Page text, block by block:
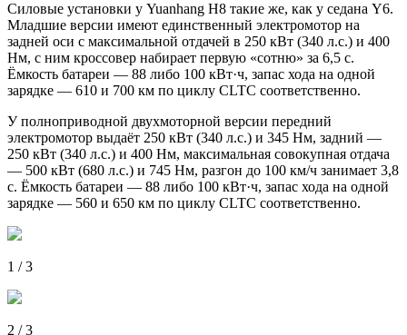
Силовые установки у Yuanhang H8 такие же, как у седана Y6.
Младшие версии имеют единственный электромотор на
задней оси с максимальной отдачей в 250 кВт (340 л.с.) и 400
Нм, с ним кроссовер набирает первую «сотню» за 6,5 с.
Ёмкость батареи — 88 либо 100 кВт·ч, запас хода на одной
зарядке — 610 и 700 км по циклу CLTC соответственно.
У полноприводной двухмоторной версии передний
электромотор выдаёт 250 кВт (340 л.с.) и 345 Нм, задний —
250 кВт (340 л.с.) и 400 Нм, максимальная совокупная отдача
— 500 кВт (680 л.с.) и 745 Нм, разгон до 100 км/ч занимает 3,8
с. Ёмкость батареи — 88 либо 100 кВт·ч, запас хода на одной
зарядке — 560 и 650 км по циклу CLTC соответственно.
1 / 3
2 / 3